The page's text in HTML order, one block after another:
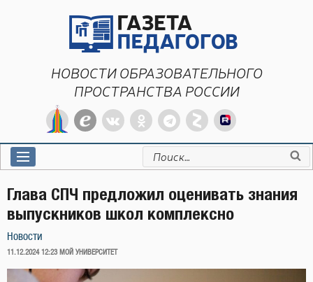
НОВОСТИ ОБРАЗОВАТЕЛЬНОГО
ПРОСТРАНСТВА РОССИИ
Искать:
Глава СПЧ предложил оценивать знания
выпускников школ комплексно
Новости
ОПУБЛИКОВАНО
11.12.2024 12:23 МОЙ УНИВЕРСИТЕТ